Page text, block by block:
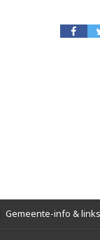
Gemeente-info & links